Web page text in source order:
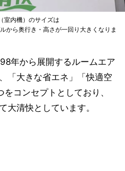
室内機）のサイズは
から奥行き・高さが一回り大きくなりま
年から展開するルームエア
「大きな省エネ」「快適空
コンセプトとしており、
大清快としています。